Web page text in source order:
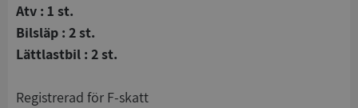
Atv : 1 st.
Bilsläp : 2 st.
Lättlastbil : 2 st.
registrerad för F-skatt